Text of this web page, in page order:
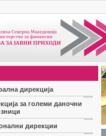
дирекција
за големи даночни
дирекции